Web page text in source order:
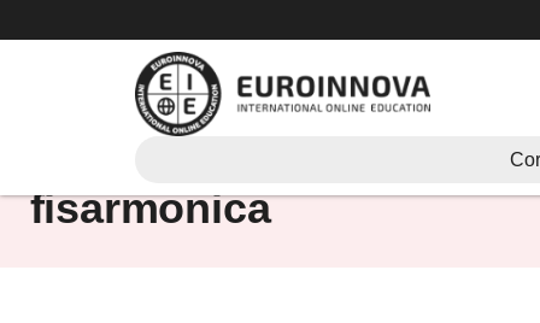
al
Tutti i tipi di
fisarmonica